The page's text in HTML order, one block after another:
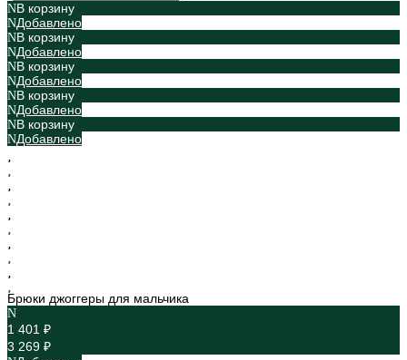
В корзину
Добавлено
В корзину
Добавлено
В корзину
Добавлено
В корзину
Добавлено
В корзину
Добавлено
Брюки джоггеры для мальчика
1 401 ₽
3 269 ₽